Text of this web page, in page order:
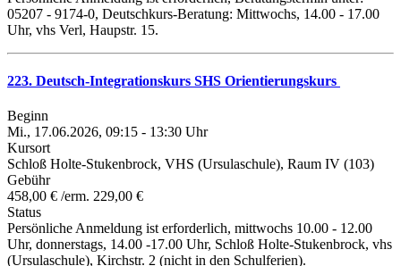
05207 - 9174-0, Deutschkurs-Beratung: Mittwochs, 14.00 - 17.00
Uhr, vhs Verl, Haupstr. 15.
223. Deutsch-Integrationskurs SHS Orientierungskurs
Beginn
Mi., 17.06.2026, 09:15 - 13:30 Uhr
Kursort
Schloß Holte-Stukenbrock, VHS (Ursulaschule), Raum IV (103)
Gebühr
458,00 € /erm. 229,00 €
Status
Persönliche Anmeldung ist erforderlich, mittwochs 10.00 - 12.00
Uhr, donnerstags, 14.00 -17.00 Uhr, Schloß Holte-Stukenbrock, vhs
(Ursulaschule), Kirchstr. 2 (nicht in den Schulferien).